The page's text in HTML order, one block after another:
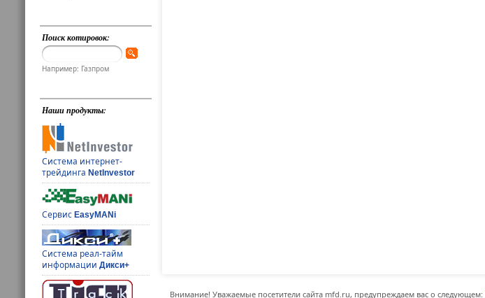
Поиск котировок:
Например: Газпром
Наши продукты:
Система интернет-
трейдингаNetInvestor
СервисEasyMANi
Система реал-тайм
информацииДикси+
Внимание! Уважаемые посетители сайта mfd.ru, предупреждаем вас о следующем: